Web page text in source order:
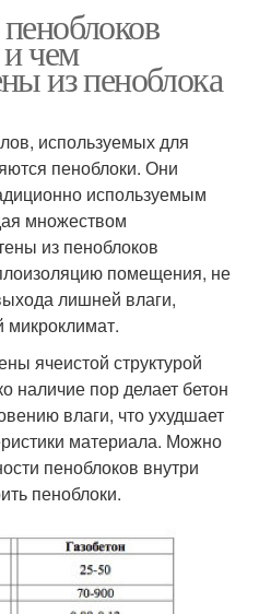
чем
из пеноблока
используемых для
пеноблоки. Они
используемым
множеством
из пеноблоков
помещения, не
лишней влаги,
ячеистой структурой
наличие пор делает бетон
влаги, что ухудшает
материала. Можно
пеноблоков внутри
пеноблоки.